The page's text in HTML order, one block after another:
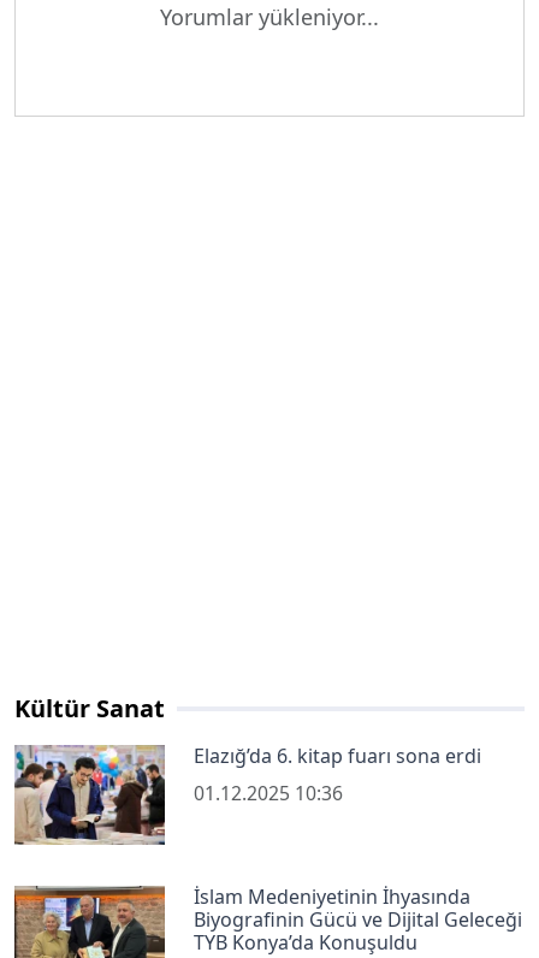
Yorumlar yükleniyor...
Kültür Sanat
Elazığ’da 6. kitap fuarı sona erdi
01.12.2025 10:36
İslam Medeniyetinin İhyasında
Biyografinin Gücü ve Dijital Geleceği
TYB Konya’da Konuşuldu